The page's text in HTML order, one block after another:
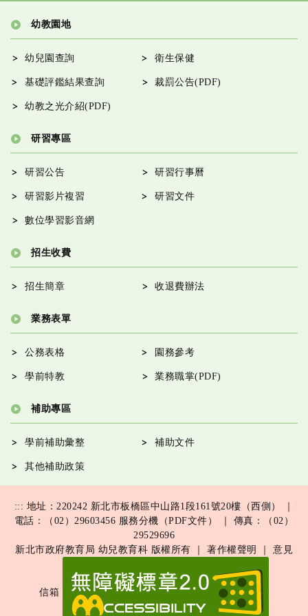
幼教園地
幼兒園查詢 衛生保健
基礎評鑑結果查詢 裁罰公告(PDF)
幼教之光介紹(PDF)
研習專區
研習公告 研習行事曆
研習影片複習 研習文件
數位學習影音網
招生收費
招生簡章 收退費辦法
業務表單
公務表格 園務參考
學前特教 業務職掌(PDF)
補助專區
學前補助彙整 補助文件
其他補助政策
::: 地址：220242 新北市板橋區中山路1段161號20樓（西側） ｜
電話：（02）29603456 服務分機（PDF文件）
｜ 傳真：（02）
29529696
新北市政府教育局 幼兒教育科 版權所有 ｜ 著作權聲明 意見
信箱